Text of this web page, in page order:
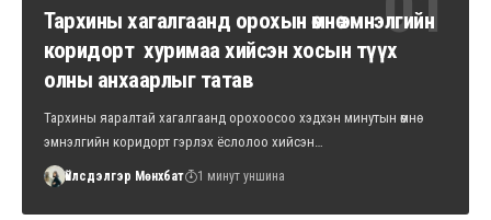
Тархины хагалгаанд орохын өмнө эмнэлгийн
коридорт хуримаа хийсэн хосын түүх
олны анхаарлыг татав
Тархины яаралтай хагалгаанд орохоосоо хэдхэн минутын өмнө
эмнэлгийн коридорт гэрлэх ёслолоо хийсэн…
Үйлсдэлгэр Мөнхбат 1 минут уншина